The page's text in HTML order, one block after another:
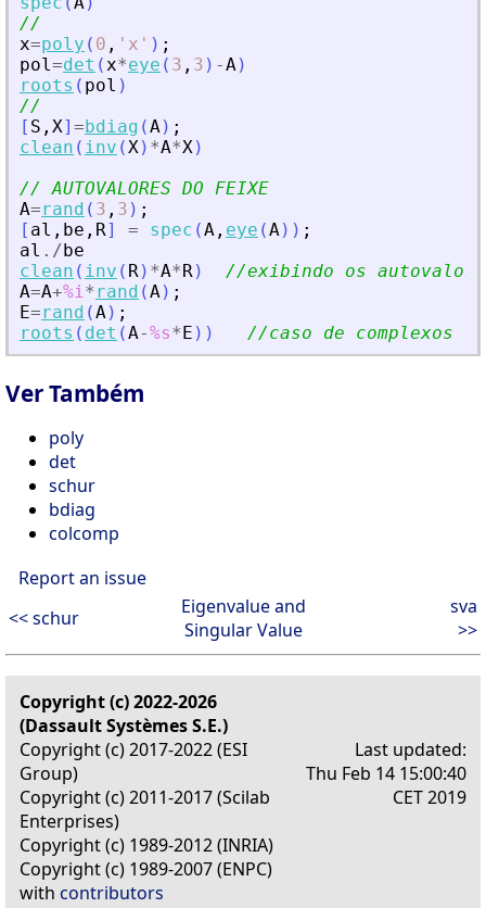
//
x=poly ( 0 , ' x ' ) ;
pol =det ( x*eye ( 3 , 3 ) -A )
roots ( pol )
//
[ S , X] =bdiag (A ) ;
clean ( inv ( X ) *A*X )
// AUTOVALORES DO FEIXE
A=rand ( 3 , 3 ) ;
[ al , be , R] = spec (A , eye (A ) ) ;
al ./be
clean ( inv ( R ) *A*R )
//exibindo os
A=A+%i * rand (A ) ;
E=rand (A ) ;
roots ( det (A-%s*E ) ) //caso de complexos
Ver Também
poly
det
schur
bdiag
colcomp
Report an issue
<< schur
Eigenvalue and
Singular Value
sva
>>
Copyright (c) 2022-2026
(Dassault Systèmes S.E.)
Copyright (c) 2017-2022 (ESI
Group)
Copyright (c) 2011-2017 (Scilab
Enterprises)
Copyright (c) 1989-2012 (INRIA)
Copyright (c) 1989-2007 (ENPC)
with contributors
Last updated:
Thu Feb 14 15:00:40
CET 2019